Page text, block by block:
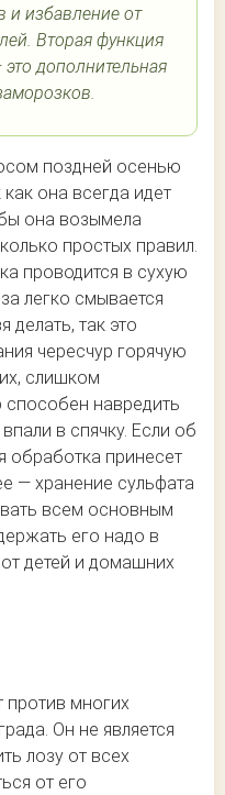
и избавление от
Вторая функция
дополнительная
поздней осенью
она всегда идет
она возымела
простых правил.
проводится в сухую
легко смывается
делать, так это
чересчур горячую
слишком
навредить
в спячку. Если об
обработка принесет
— хранение сульфата
всем основным
его надо в
детей и домашних
многих
Он не является
лозу от всех
от его